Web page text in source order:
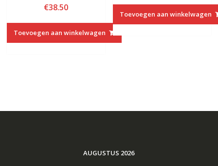
€38.50
Toevoegen aan winkelwagen
Toevoegen aan winkelwagen
AUGUSTUS 2026